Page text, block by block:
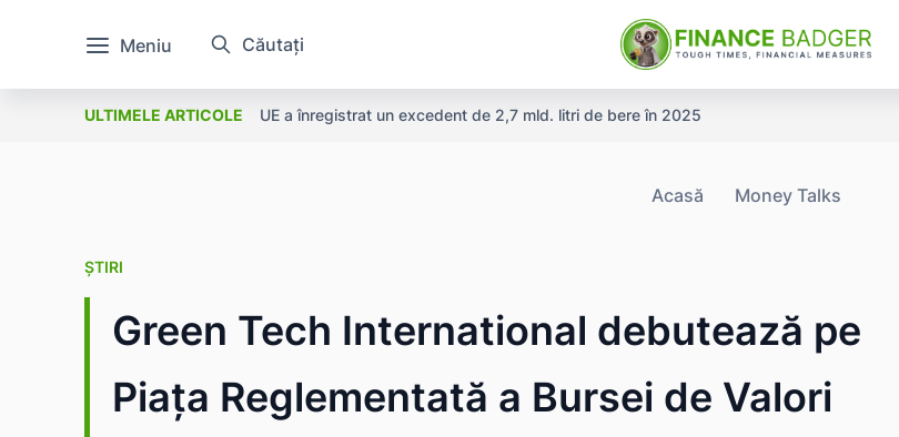
Meniu Căutați
ULTIMELE ARTICOLE UE a înregistrat un excedent de 2,7 mld. litri de bere în 2025
Acasă Money Talks
ȘTIRI
Green Tech International debutează pe
Piața Reglementată a Bursei de Valori